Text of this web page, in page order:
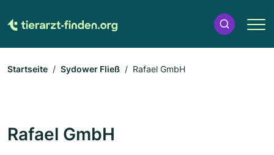
Startseite Sydower Fließ Rafael GmbH
Rafael GmbH